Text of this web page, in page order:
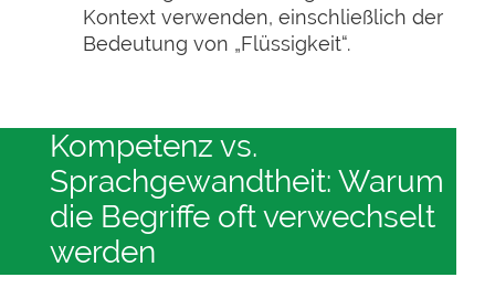
Kontext verwenden, einschließlich der
Bedeutung von „Flüssigkeit“.
Kompetenz vs.
Sprachgewandtheit: Warum
die Begriffe oft verwechselt
werden